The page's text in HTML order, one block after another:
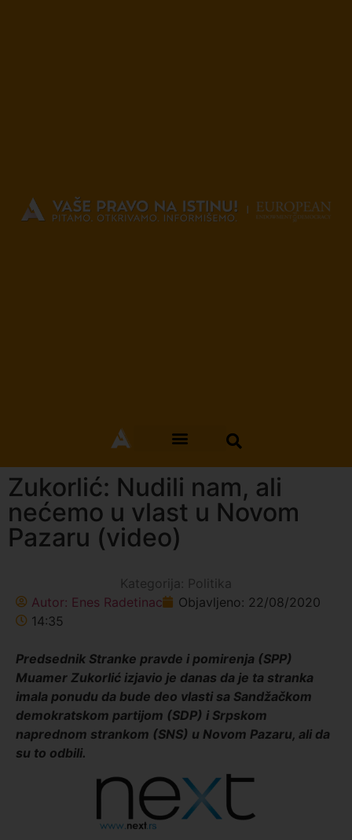
Zukorlić: Nudili nam, ali
nećemo u vlast u Novom
Pazaru (video)
Kategorija: Politika
Autor: Enes Radetinac Objavljeno: 22/08/2020
14:35
Predsednik Stranke pravde i pomirenja (SPP)
Muamer Zukorlić izjavio je danas da je ta stranka
imala ponudu da bude deo vlasti sa Sandžačkom
demokratskom partijom (SDP) i Srpskom
naprednom strankom (SNS) u Novom Pazaru, ali da
su to odbili.